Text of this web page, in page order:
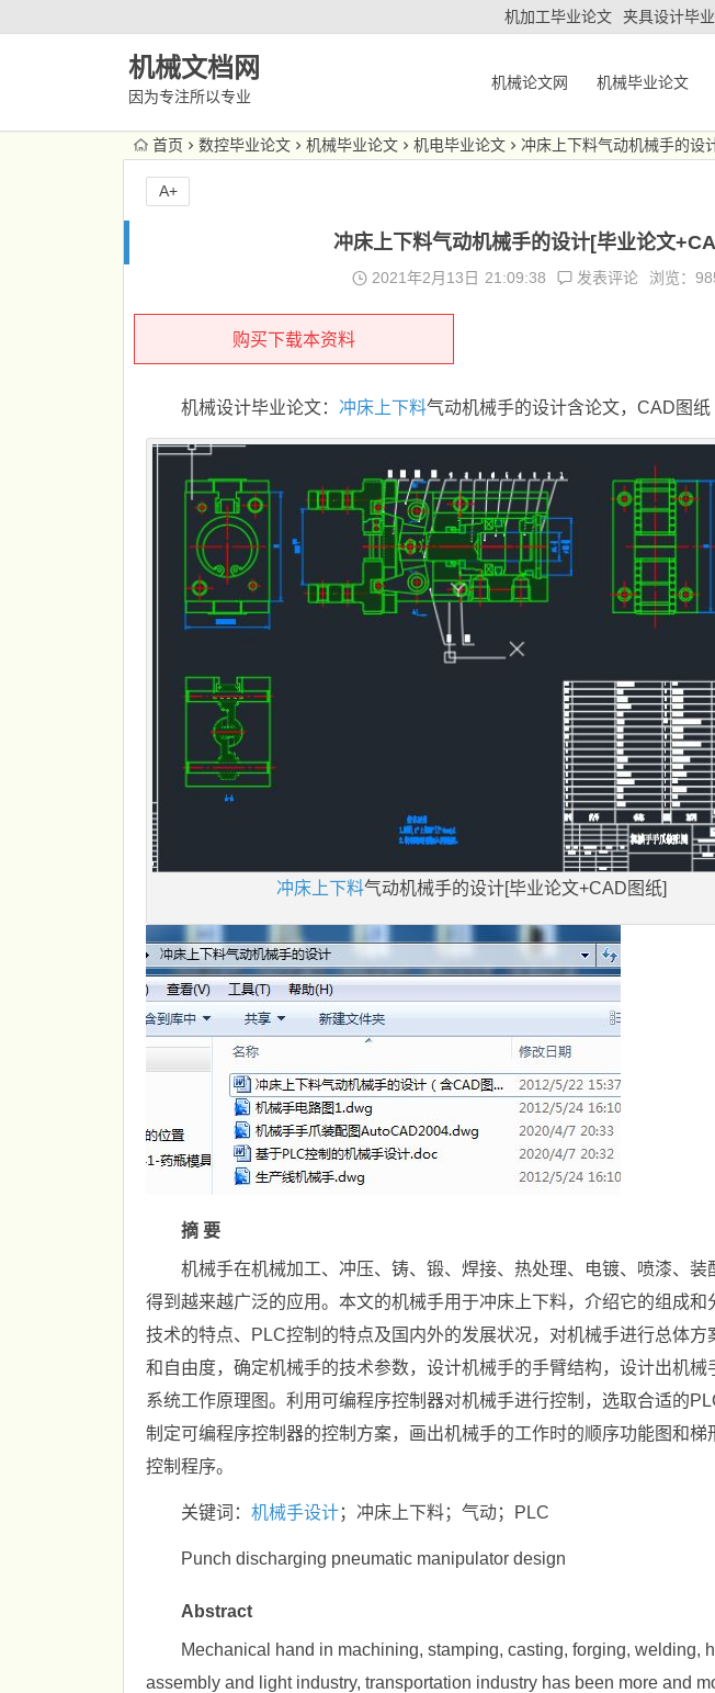
机加工毕业论文 夹具设计毕
机械文档网
因为专注所以专业
机械论文网 机械毕业论文
首页 数控毕业论文 机械毕业论文 机电毕业论文 冲床上下料气动机械手的设
冲床上下料气动机械手的设计[毕业论文
2021年2月13日 21:09:38 发表评论 浏览：
购买下载本资料
机械设计毕业论文： 冲床上下料气动机械手的设计含论文，CAD图纸
冲床上下料气动机械手的设计[毕业论文+CAD图纸]
摘 要
机械手在机械加工、冲压、铸、锻、焊接、热处理、电镀、喷漆、
得到越来越广泛的应用。本文的机械手用于冲床上下料，介绍它的组成
技术的特点、PLC控制的特点及国内外的发展状况，对机械手进行总体
和自由度，确定机械手的技术参数，设计机械手的手臂结构，设计出机
系统工作原理图。利用可编程序控制器对机械手进行控制，选取合适的
制定可编程序控制器的控制方案，画出机械手的工作时的顺序功能图和
控制程序。
关键词： 机械手设计；冲床上下料；气动；PLC
Punch discharging pneumatic manipulator design
Abstract
Mechanical hand in machining, stamping, casting, forging, welding,
assembly and light industry, transportation industry has been more and
A+